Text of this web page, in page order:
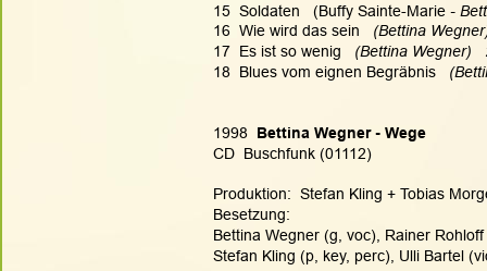
15  Soldaten   (Buffy Sainte-Marie -
16  Wie wird das sein (Bettina
17  Es ist so wenig (Bettina Wegner)
18  Blues vom eignen Begräbnis
1998 Bettina Wegner - Wege
CD  Buschfunk (01112)
Produktion:  Stefan Kling + Tobias
Besetzung:
Bettina Wegner (g, voc), Rainer
Stefan Kling (p, key, perc), Ulli Bartel